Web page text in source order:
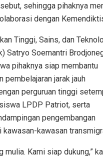
sehingga pihaknya
dengan
Tinggi, Sains, dan
Satryo Soemantri
pihaknya siap membantu
pembelajaran jarak jauh
perguruan tinggi
LPDP Patriot, serta
pengembangan
kawasan
mulia. Kami siap dukung,”